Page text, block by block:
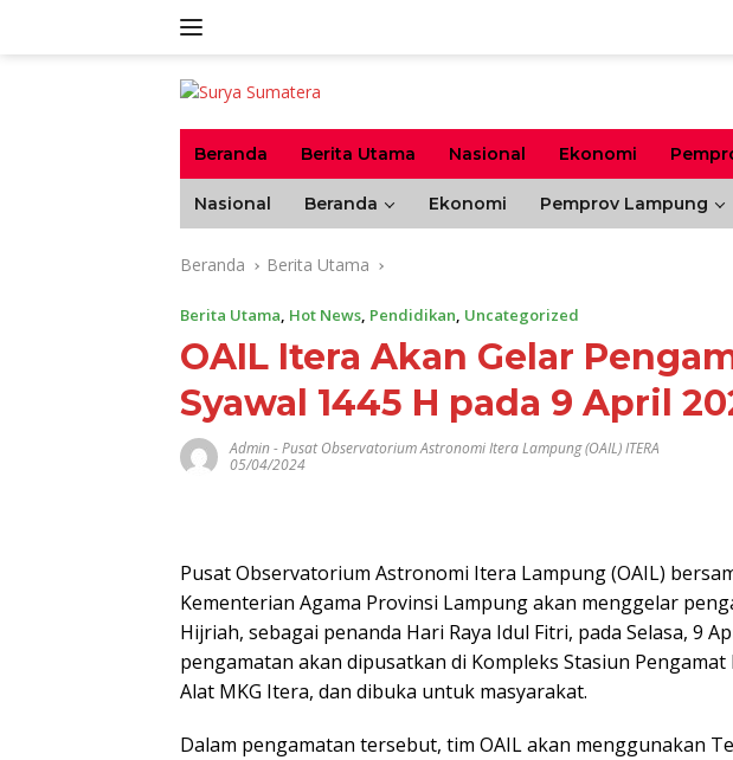
Beranda Berita Utama Nasional Ekonomi
Nasional Beranda Ekonomi Pemprov Lampung
Beranda Berita Utama
Berita Utama, Hot News, Pendidikan, Uncategorized
OAIL Itera Akan Gelar
Syawal 1445 H pada 9 April
Admin-Pusat Observatorium Astronomi Itera Lampung (OAIL) ITERA
05/04/2024
Pusat Observatorium Astronomi Itera Lampung (OAIL)
Kementerian Agama Provinsi Lampung akan menggelar
Hijriah, sebagai penanda Hari Raya Idul Fitri, pada Selasa, 9
pengamatan akan dipusatkan di Kompleks Stasiun Pengamat
Alat MKG Itera, dan dibuka untuk masyarakat.
Dalam pengamatan tersebut, tim OAIL akan menggunakan